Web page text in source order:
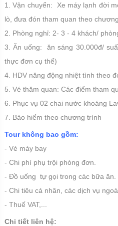
1. Vận chuyển: Xe máy lạnh đời
lò, đưa đón tham quan theo
2. Phòng nghỉ: 2- 3 - 4 khách/
3. Ăn uống: ăn sáng 30.000đ/
thực đơn cụ thể)
4. HDV năng động nhiệt tình theo
5. Vé thăm quan: Các điểm tham
6. Phục vụ 02 chai nước khoáng
7. Bảo hiểm theo chương trình
Tour không bao gồm:
- Vé máy bay
- Chi phí phụ trội phòng đơn.
- Đồ uống tự gọi trong các bữa ăn.
- Chi tiêu cá nhân, các dịch vụ
- Thuế VAT,...
Chi tiết liên hệ: